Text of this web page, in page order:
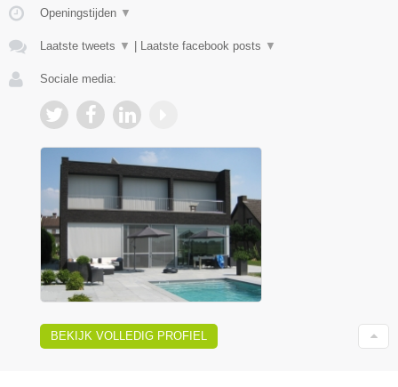
Openingstijden ▼
Laatste tweets ▼ Laatste facebook posts ▼
Sociale media:
BEKIJK VOLLEDIG PROFIEL